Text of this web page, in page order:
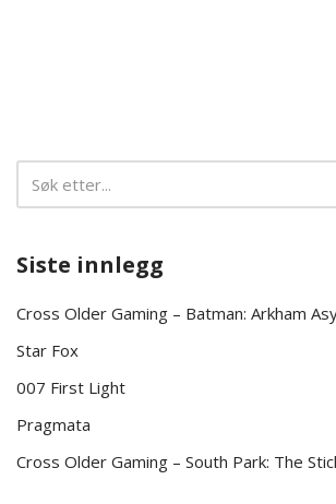
Siste innlegg
Cross Older Gaming – Batman: Arkham
Star Fox
007 First Light
Pragmata
Cross Older Gaming – South Park: The